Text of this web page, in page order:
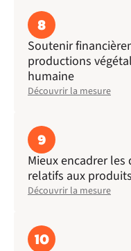
8
Soutenir
productions
humaine
Découvrir la mesure
9
Mieux encadrer
relatifs aux
Découvrir la mesure
10